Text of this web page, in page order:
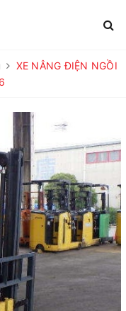
XE NÂNG ĐIỆN NGỒI